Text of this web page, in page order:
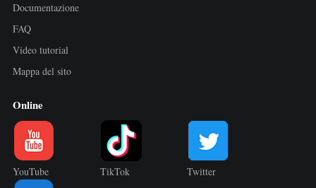
Documentazione
FAQ
Video tutorial
Mappa del sito
Online
YouTube TikTok Twitter